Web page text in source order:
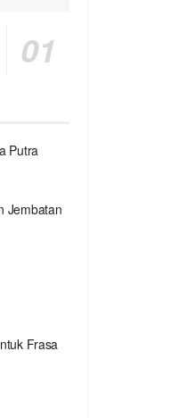
Putra
Jembatan
Frasa